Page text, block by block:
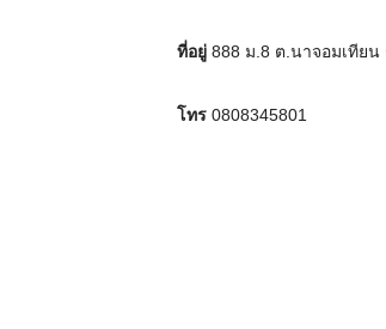
ที่อยู่888 ม.8 ต.นาจอมเทียน
โทร0808345801